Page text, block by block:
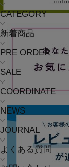
CATEGORY
新着商品
PRE ORDER
SALE
COORDINATE
NEWS
JOURNAL
よくある質問